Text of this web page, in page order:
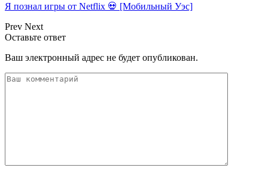
Я познал игры от Netflix 💀 [Мобильный Уэс]
Prev Next
Оставьте ответ
Ваш электронный адрес не будет опубликован.